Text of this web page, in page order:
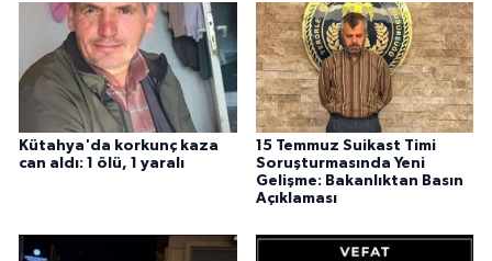
Kütahya'da korkunç kaza
can aldı: 1 ölü, 1 yaralı
15 Temmuz Suikast Timi
Soruşturmasında Yeni
Gelişme: Bakanlıktan Basın
Açıklaması